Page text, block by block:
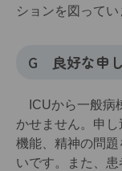
ションを図ってい
G 良好な申
ICUから一般病
かせません。申
機能、精神の問
いです。また、